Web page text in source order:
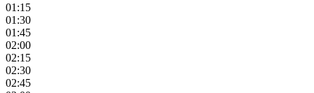
01:15
01:30
01:45
02:00
02:15
02:30
02:45